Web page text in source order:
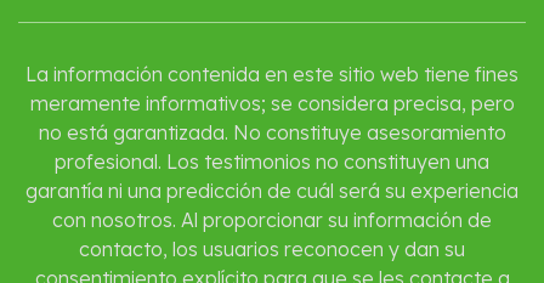
La información contenida en este sitio web tiene fines
meramente informativos; se considera precisa, pero
no está garantizada. No constituye asesoramiento
profesional. Los testimonios no constituyen una
garantía ni una predicción de cuál será su experiencia
con nosotros. Al proporcionar su información de
contacto, los usuarios reconocen y dan su